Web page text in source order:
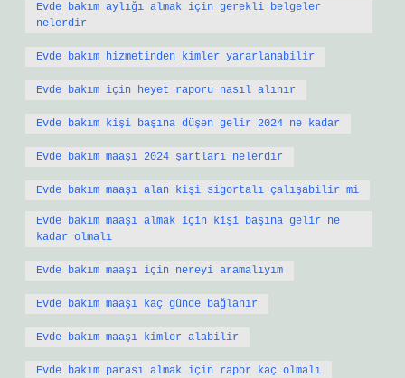
Evde bakım aylığı almak için gerekli belgeler
nelerdir
Evde bakım hizmetinden kimler yararlanabilir
Evde bakım için heyet raporu nasıl alınır
Evde bakım kişi başına düşen gelir 2024 ne kadar
Evde bakım maaşı 2024 şartları nelerdir
Evde bakım maaşı alan kişi sigortalı çalışabilir mi
Evde bakım maaşı almak için kişi başına gelir ne
kadar olmalı
Evde bakım maaşı için nereyi aramalıyım
Evde bakım maaşı kaç günde bağlanır
Evde bakım maaşı kimler alabilir
Evde bakım parası almak için rapor kaç olmalı